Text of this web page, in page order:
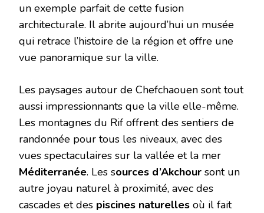
un exemple parfait de cette fusion
architecturale. Il abrite aujourd’hui un musée
qui retrace l’histoire de la région et offre une
vue panoramique sur la ville.
Les paysages autour de Chefchaouen sont tout
aussi impressionnants que la ville elle-même.
Les montagnes du Rif offrent des sentiers de
randonnée pour tous les niveaux, avec des
vues spectaculaires sur la vallée et la mer
Méditerranée. Les sources d’Akchour sont un
autre joyau naturel à proximité, avec des
cascades et des piscines naturelles où il fait